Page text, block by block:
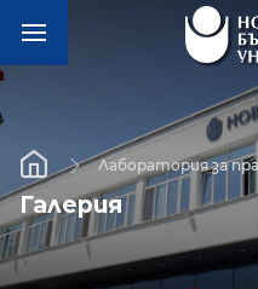
Лаборатория за
Галерия